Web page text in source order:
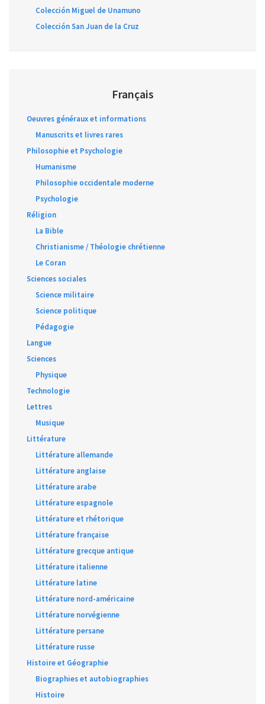
Colección Miguel de Unamuno
Colección San Juan de la Cruz
Français
Oeuvres généraux et informations
Manuscrits et livres rares
Philosophie et Psychologie
Humanisme
Philosophie occidentale moderne
Psychologie
Réligion
La Bible
Christianisme / Théologie chrétienne
Le Coran
Sciences sociales
Science militaire
Science politique
Pédagogie
Langue
Sciences
Physique
Technologie
Lettres
Musique
Littérature
Littérature allemande
Littérature anglaise
Littérature arabe
Littérature espagnole
Littérature et rhétorique
Littérature française
Littérature grecque antique
Littérature italienne
Littérature latine
Littérature nord-américaine
Littérature norvégienne
Littérature persane
Littérature russe
Histoire et Géographie
Biographies et autobiographies
Histoire